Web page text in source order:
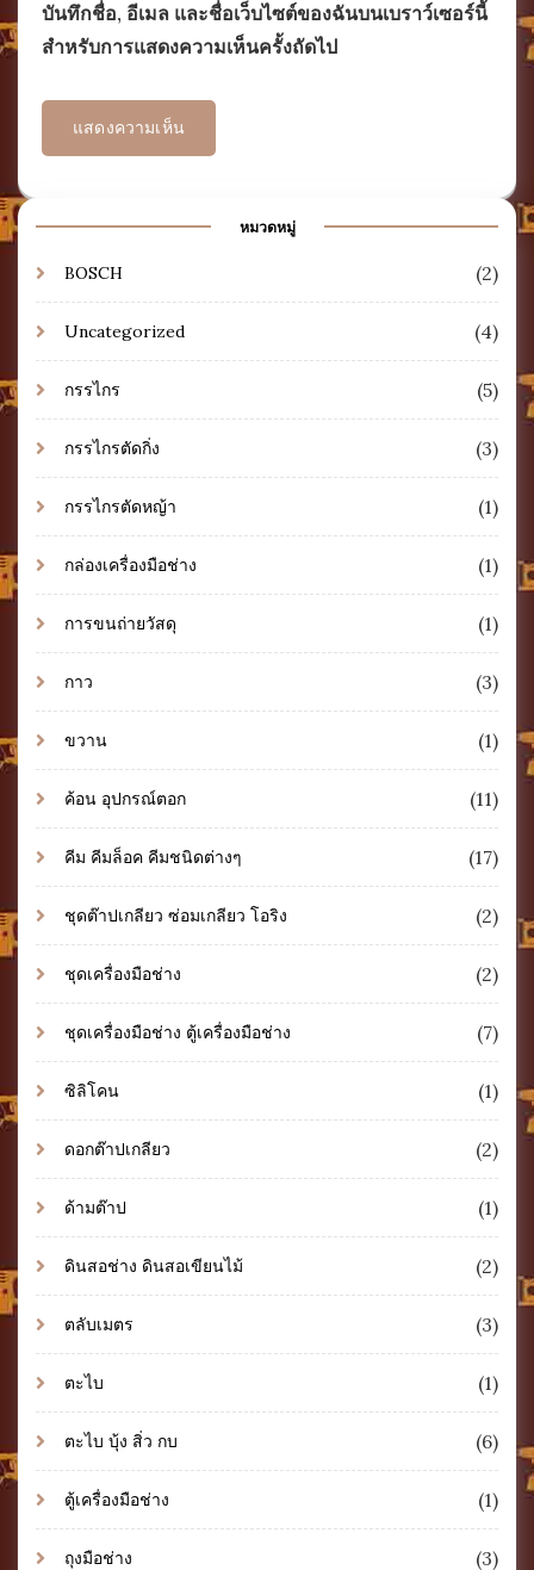
บันทึกชื่อ, อีเมล และชื่อเว็บไซต์ของฉันบนเบราว์เซอร์นี้
สำหรับการแสดงความเห็นครั้งถัดไป
หมวดหมู่
BOSCH (2)
Uncategorized (4)
กรรไกร (5)
กรรไกรตัดกิ่ง (3)
กรรไกรตัดหญ้า (1)
กล่องเครื่องมือช่าง (1)
การขนถ่ายวัสดุ (1)
กาว (3)
ขวาน (1)
ค้อน อุปกรณ์ตอก (11)
คีม คีมล็อค คีมชนิดต่างๆ (17)
ชุดต๊าปเกลียว ซ่อมเกลียว โอริง (2)
ชุดเครื่องมือช่าง (2)
ชุดเครื่องมือช่าง ตู้เครื่องมือช่าง (7)
ซิลิโคน (1)
ดอกต๊าปเกลียว (2)
ด้ามต๊าป (1)
ดินสอช่าง ดินสอเขียนไม้ (2)
ตลับเมตร (3)
ตะไบ (1)
ตะไบ บุ้ง สิ่ว กบ (6)
ตู้เครื่องมือช่าง (1)
ถุงมือช่าง (3)